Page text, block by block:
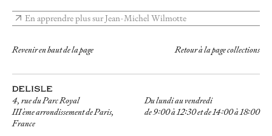
En apprendre plus sur Jean-Michel Wilmotte
Revenir en haut de la page Retour à la pagecollections
4, rue du Parc Royal
III ème arrondissement de Paris,
France
Du lundi au vendredi
de 9:00 à 12:30 et de 14:00 à 18:00